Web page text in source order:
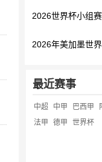
2026世界杯小组
2026年美加墨世
最近赛事
中超 中甲 巴西甲
法甲
德甲 世界杯